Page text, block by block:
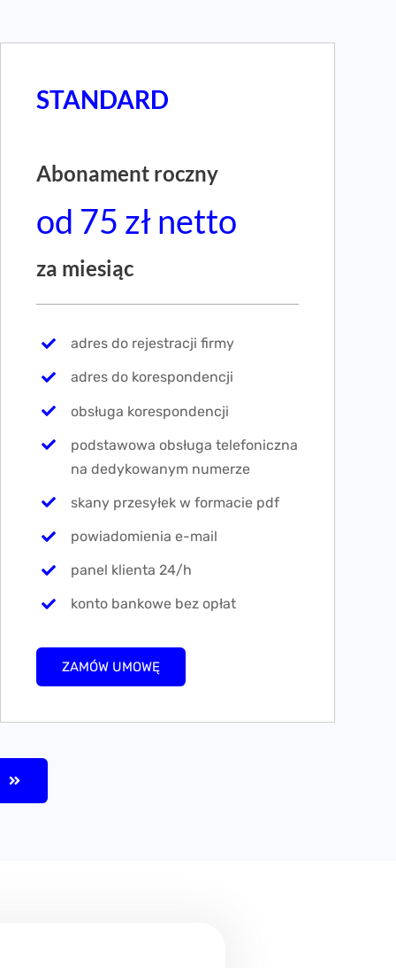
STANDARD
Abonament roczny
od 75 zł netto
za miesiąc
adres do rejestracji firmy
adres do korespondencji
obsługa korespondencji
podstawowa obsługa telefoniczna
na dedykowanym numerze
skany przesyłek w formacie pdf
powiadomienia e-mail
panel klienta 24/h
konto bankowe bez opłat
ZAMÓW UMOWĘ